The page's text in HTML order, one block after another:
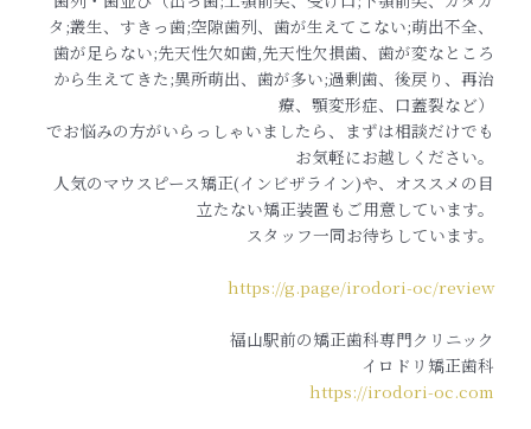
タ;叢生、すきっ歯;空隙歯列、歯が生えてこない;萌出不全、
歯が足らない;先天性欠如歯,先天性欠損歯、歯が変なところ
から生えてきた;異所萌出、歯が多い;過剰歯、後戻り、再治
療、顎変形症、口蓋裂など）
でお悩みの方がいらっしゃいましたら、まずは相談だけでも
お気軽にお越しください。
人気のマウスピース矯正(インビザライン)や、オススメの目
立たない矯正装置もご用意しています。
スタッフ一同お待ちしています。
https://g.page/irodori-oc/review
福山駅前の矯正歯科専門クリニック
イロドリ矯正歯科
https://irodori-oc.com